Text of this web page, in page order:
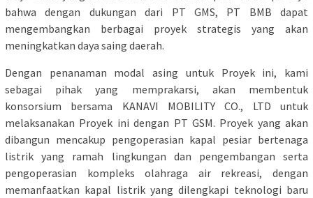
bahwa dengan dukungan dari PT GMS, PT BMB dapat
mengembangkan berbagai proyek strategis yang akan
meningkatkan daya saing daerah.
Dengan penanaman modal asing untuk Proyek ini, kami
sebagai pihak yang memprakarsi, akan membentuk
konsorsium bersama KANAVI MOBILITY CO., LTD untuk
melaksanakan Proyek ini dengan PT GSM. Proyek yang akan
dibangun mencakup pengoperasian kapal pesiar bertenaga
listrik yang ramah lingkungan dan pengembangan serta
pengoperasian kompleks olahraga air rekreasi, dengan
memanfaatkan kapal listrik yang dilengkapi teknologi baru